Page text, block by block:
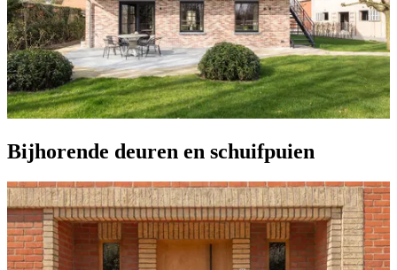
Bijhorende deuren en schuifpuien